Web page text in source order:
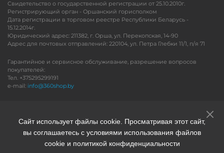
Свидетельство о государственной регистрации от 25.10.2010г.
Регистрирующий орган - Оршанский горисполком
Дата регистрации в торговом реестре Республики Беларусь -
15.12.2014г.
Юридический адрес: 211382, г. Орша, ул. Перекопская, 14-90
Адрес для почтовых отправлений: 220104, ул. Петра Глебки 11/1, п/я 71
Гарантийное и сервисное обслуживание, разрешение вопросов
покупателей:
Тел. +375295299191
e-mail: info@360shop.by
Сайт использует файлы cookie. Просматривая этот сайт,
вы соглашаетесь с условиями использования файлов
cookie и политикой конфиденциальности